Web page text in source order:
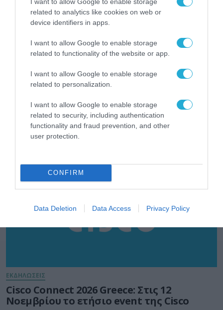
related to analytics like cookies on web or
device identifiers in apps.
I want to allow Google to enable storage
related to functionality of the website or app.
I want to allow Google to enable storage
related to personalization.
I want to allow Google to enable storage
related to security, including authentication
functionality and fraud prevention, and other
user protection.
CONFIRM
Data Deletion Data Access Privacy Policy
ΕΚΔΗΛΩΣΕΙΣ METATEAM | TEAMWORKS
e-Government Forum: Στις 14 Οκτωβρίου η
μεγάλη συνάντηση της Ψηφιακής
Διακυβέρνησης στην εποχή μετά το RRF
31.07.2026
ΕΚΔΗΛΩΣΕΙΣ
Cisco Connect 2026 Greece: Στις 12
Νοεμβρίου το ετήσιο event της Cisco